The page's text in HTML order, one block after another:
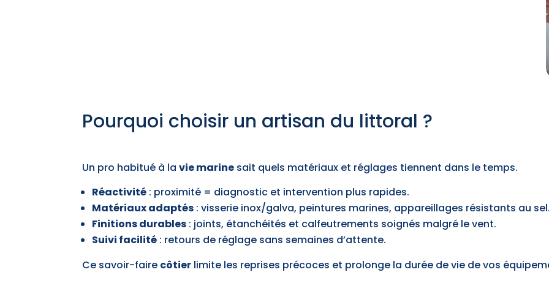
Pourquoi choisir un artisan du littoral ?
Un pro habitué à lavie marine sait quels matériaux et réglages tiennent dans le temps.
Réactivité : proximité = diagnostic et intervention plus rapides.
Matériaux adaptés : visserie inox/galva, peintures marines, appareillages résistants au
Finitions durables : joints, étanchéités et calfeutrements soignés malgré le vent.
Suivi facilité : retours de réglage sans semaines d’attente.
Ce savoir-faire côtier limite les reprises précoces et prolonge la durée de vie de vos